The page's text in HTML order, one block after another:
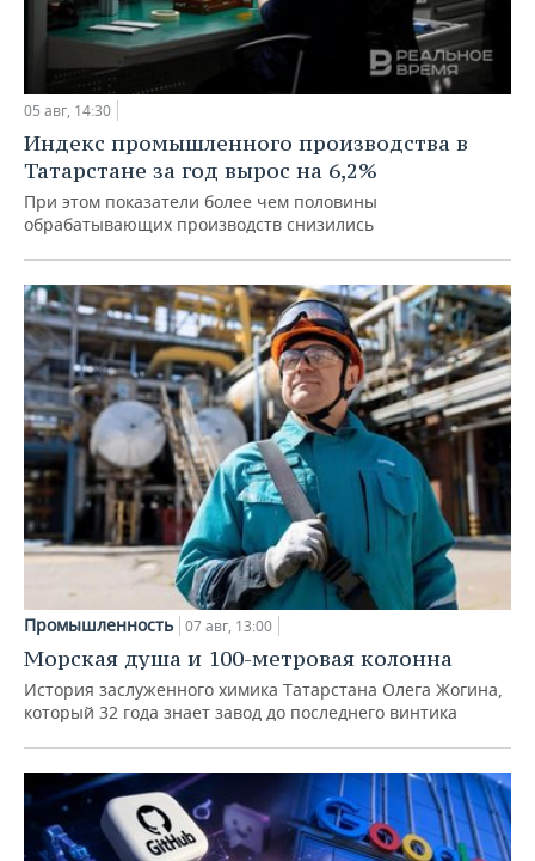
05 авг, 14:30
Индекс промышленного производства в
Татарстане за год вырос на 6,2%
При этом показатели более чем половины
обрабатывающих производств снизились
Промышленность 07 авг, 13:00
Морская душа и 100-метровая колонна
История заслуженного химика Татарстана Олега Жогина,
который 32 года знает завод до последнего винтика